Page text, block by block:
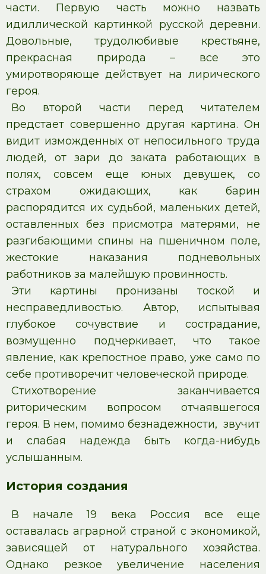
части. Первую часть можно назвать
идиллической картинкой русской деревни.
Довольные, трудолюбивые крестьяне,
прекрасная природа – все это
умиротворяюще действует на лирического
героя.
Во второй части перед читателем
предстает совершенно другая картина. Он
видит изможденных от непосильного труда
людей, от зари до заката работающих в
полях, совсем еще юных девушек, со
страхом ожидающих, как барин
распорядится их судьбой, маленьких детей,
оставленных без присмотра матерями, не
разгибающими спины на пшеничном поле,
жестокие наказания подневольных
работников за малейшую провинность.
Эти картины пронизаны тоской и
несправедливостью. Автор, испытывая
глубокое сочувствие и сострадание,
возмущенно подчеркивает, что такое
явление, как крепостное право, уже само по
себе противоречит человеческой природе.
Стихотворение заканчивается
риторическим вопросом отчаявшегося
героя. В нем, помимо безнадежности, звучит
и слабая надежда быть когда-нибудь
услышанным.
История создания
В начале 19 века Россия все еще
оставалась аграрной страной с экономикой,
зависящей от натурального хозяйства.
Однако резкое увеличение населения